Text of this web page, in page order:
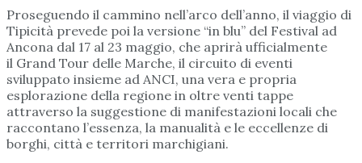
Proseguendo il cammino nell’arco dell’anno, il viaggio di
Tipicità prevede poi la versione “in blu” del Festival ad
Ancona dal 17 al 23 maggio, che aprirà ufficialmente
il Grand Tour delle Marche, il circuito di eventi
sviluppato insieme ad ANCI, una vera e propria
esplorazione della regione in oltre venti tappe
attraverso la suggestione di manifestazioni locali che
raccontano l’essenza, la manualità e le eccellenze di
borghi, città e territori marchigiani.